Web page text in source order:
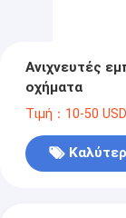
Ανιχνευτές
οχήματα
Τιμή：10-50